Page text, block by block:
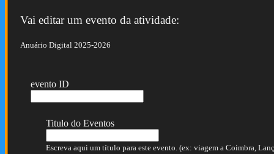
Vai editar um evento da atividade:
Anuário Digital 2025-2026
evento ID
Titulo do Eventos
Escreva aqui um título para este evento. (ex: viagem a Coimbra,